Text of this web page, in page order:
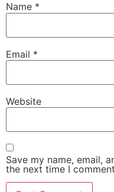
Name *
Email *
Website
Save my name, email,
the next time I